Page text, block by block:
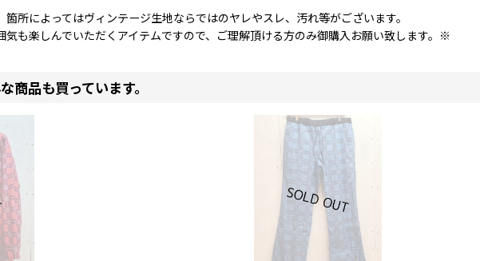
所によってはヴィンテージ生地ならではのヤレやスレ、汚れ等がございます。
も楽しんでいただくアイテムですので、ご理解頂ける方のみ御購入お願い致します。※
商品も買っています。